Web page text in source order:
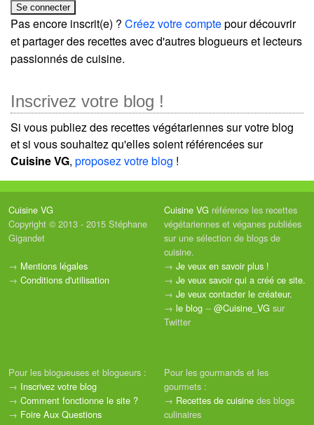
Pas encore inscrit(e) ? Créez votre comptepour découvrir
et partager des recettes avec d'autres blogueurs et lecteurs
passionnés de cuisine.
Inscrivez votre blog !
Si vous publiez des recettes végétariennes sur votre blog
et si vous souhaitez qu'elles soient référencées sur
Cuisine VG, proposez votre blog !
Cuisine VG
Copyright © 2013 - 2015 Stéphane
Gigandet
→ Mentions légales
→ Conditions d'utilisation
Cuisine VG référence les recettes
végétariennes et véganes publiées
sur une sélection de blogs de
cuisine.
→ Je veux en savoir plus !
→ Je veux savoir qui a créé ce site.
→ Je veux contacter le créateur.
→ le blog -- @Cuisine_VG sur
Twitter
Pour les blogueuses et blogueurs :
→ Inscrivez votre blog
→ Comment fonctionne le site ?
→ Foire Aux Questions
Pour les gourmands et les
gourmets :
→ Recettes de cuisine des blogs
culinaires